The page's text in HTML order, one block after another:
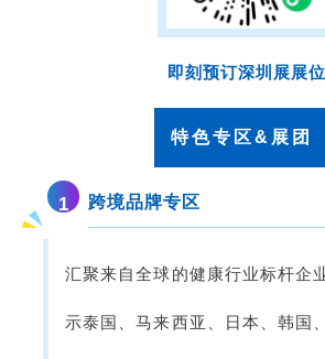
即刻预订深圳展展位
特色专区&展团
1 跨境品牌专区
汇聚来自全球的健康行业标杆企
示泰国、马来西亚、日本、韩国